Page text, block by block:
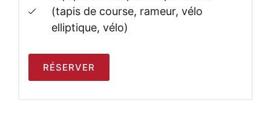
(tapis de course, rameur, vélo
elliptique, vélo)
RÉSERVER